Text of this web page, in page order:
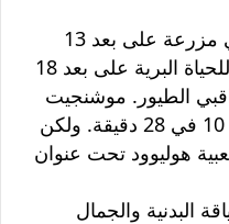
ويقع نادي الفروسية والبولو في مزرعة على بعد 13
دقيقة. يقع محمية رأس الخور للحياة البرية على بعد 18
الطيور. موشنجيت
دبي هو أبعد معلم من الضاحية 10 في 28 دقيقة. ولكن
هوليوود تحت عنوان
البدنية والجمال